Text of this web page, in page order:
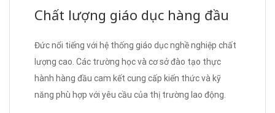
Chất lượng giáo dục hàng đầu
Đức nổi tiếng với hệ thống giáo dục nghề nghiệp chất
lượng cao. Các trường học và cơ sở đào tạo thực
hành hàng đầu cam kết cung cấp kiến thức và kỹ
năng phù hợp với yêu cầu của thị trường lao động.